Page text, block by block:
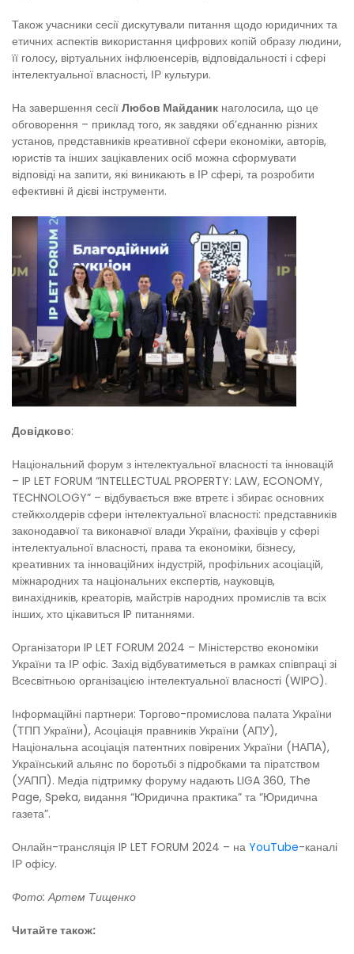
Також учасники сесії дискутували питання щодо юридичних та
етичних аспектів використання цифрових копій образу людини,
її голосу, віртуальних інфлюенсерів, відповідальності і сфері
інтелектуальної власності, ІР культури.
На завершення сесії Любов Майданик наголосила, що це
обговорення – приклад того, як завдяки об’єднанню різних
установ, представників креативної сфери економіки, авторів,
юристів та інших зацікавлених осіб можна сформувати
відповіді на запити, які виникають в ІР сфері, та розробити
ефективні й дієві інструменти.
Довідково:
Національний форум з інтелектуальної власності та інновацій
– IP LET FORUM “INTELLECTUAL PROPERTY: LAW, ECONOMY,
TECHNOLOGY” – відбувається вже втретє і збирає основних
стейкхолдерів сфери інтелектуальної власності: представників
законодавчої та виконавчої влади України, фахівців у сфері
інтелектуальної власності, права та економіки, бізнесу,
креативних та інноваційних індустрій, профільних асоціацій,
міжнародних та національних експертів, науковців,
винахідників, креаторів, майстрів народних промислів та всіх
інших, хто цікавиться IP питаннями.
Організатори IP LET FORUM 2024 – Міністерство економіки
України та ІР офіс. Захід відбуватиметься в рамках співпраці зі
Всесвітньою організацією інтелектуальної власності (WIPO).
Інформаційні партнери: Торгово-промислова палата України
(ТПП України), Асоціація правників України (АПУ),
Національна асоціація патентних повірених України (НАПА),
Український альянс по боротьбі з підробками та піратством
(УАПП). Медіа підтримку форуму надають LIGA 360, The
Page, Speka, видання “Юридична практика” та “Юридична
газета”.
Онлайн-трансляція IP LET FORUM 2024 – на YouTube-каналі
ІР офісу.
Фото: Артем Тищенко
Читайте також: